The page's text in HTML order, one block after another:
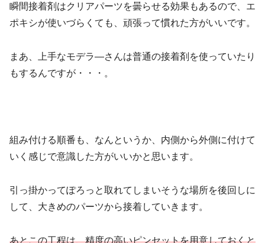
瞬間接着剤はクリアパーツを曇らせる効果もあるので、エ
ポキシが使いづらくても、頑張って慣れた方がいいです。
まあ、上手なモデラ―さんは普通の接着剤を使っていたり
もするんですが・・・。
組み付ける順番も、なんというか、内側から外側に付けて
いく感じで意識した方がいいかと思います。
引っ掛かってぽろっと取れてしまいそうな場所を後回しに
して、大きめのパーツから接着していきます。
あとこの工程は、精度の高いピンセットを用意しておくと